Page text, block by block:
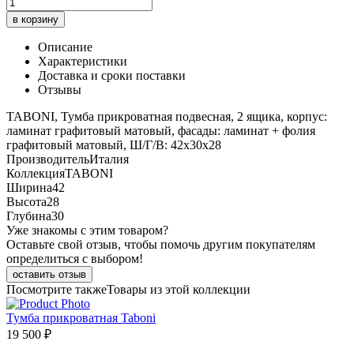
в корзину
Описание
Характеристики
Доставка и сроки поставки
Отзывы
TABONI, Тумба прикроватная подвесная, 2 ящика, корпус:
ламинат графитовый матовый, фасады: ламинат + фолия
графитовый матовый, Ш/Г/В: 42х30х28
ПроизводительИталия
КоллекцияTABONI
Ширина42
Высота28
Глубина30
Уже знакомы с этим товаром?
Оставьте свой отзыв, чтобы помочь другим покупателям
определиться с выбором!
оставить отзыв
Посмотрите такжеТовары из этой коллекции
Тумба прикроватная Taboni
19 500 ₽